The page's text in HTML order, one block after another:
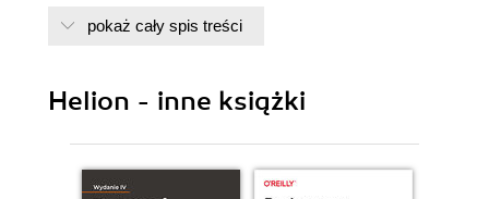
Sposoby automatycznego tworzenia animacji
Professional) (38)
Animowane i złożone maski (42)
Importowanie wideo do Flasha (56)
pokaż cały spis treści
Helion - inne książki